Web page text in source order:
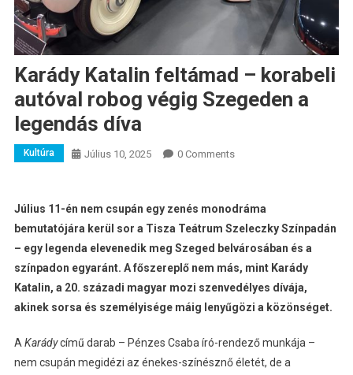
Karády Katalin feltámad – korabeli
autóval robog végig Szegeden a
legendás díva
Kultúra Július 10, 2025 0 Comments
Július 11-én nem csupán egy zenés monodráma
bemutatójára kerül sor a Tisza Teátrum Szeleczky Színpadán
– egy legenda elevenedik meg Szeged belvárosában és a
színpadon egyaránt. A főszereplő nem más, mint Karády
Katalin, a 20. századi magyar mozi szenvedélyes dívája,
akinek sorsa és személyisége máig lenyűgözi a közönséget.
A Karádycímű darab – Pénzes Csaba író-rendező munkája –
nem csupán megidézi az énekes-színésznő életét, de a